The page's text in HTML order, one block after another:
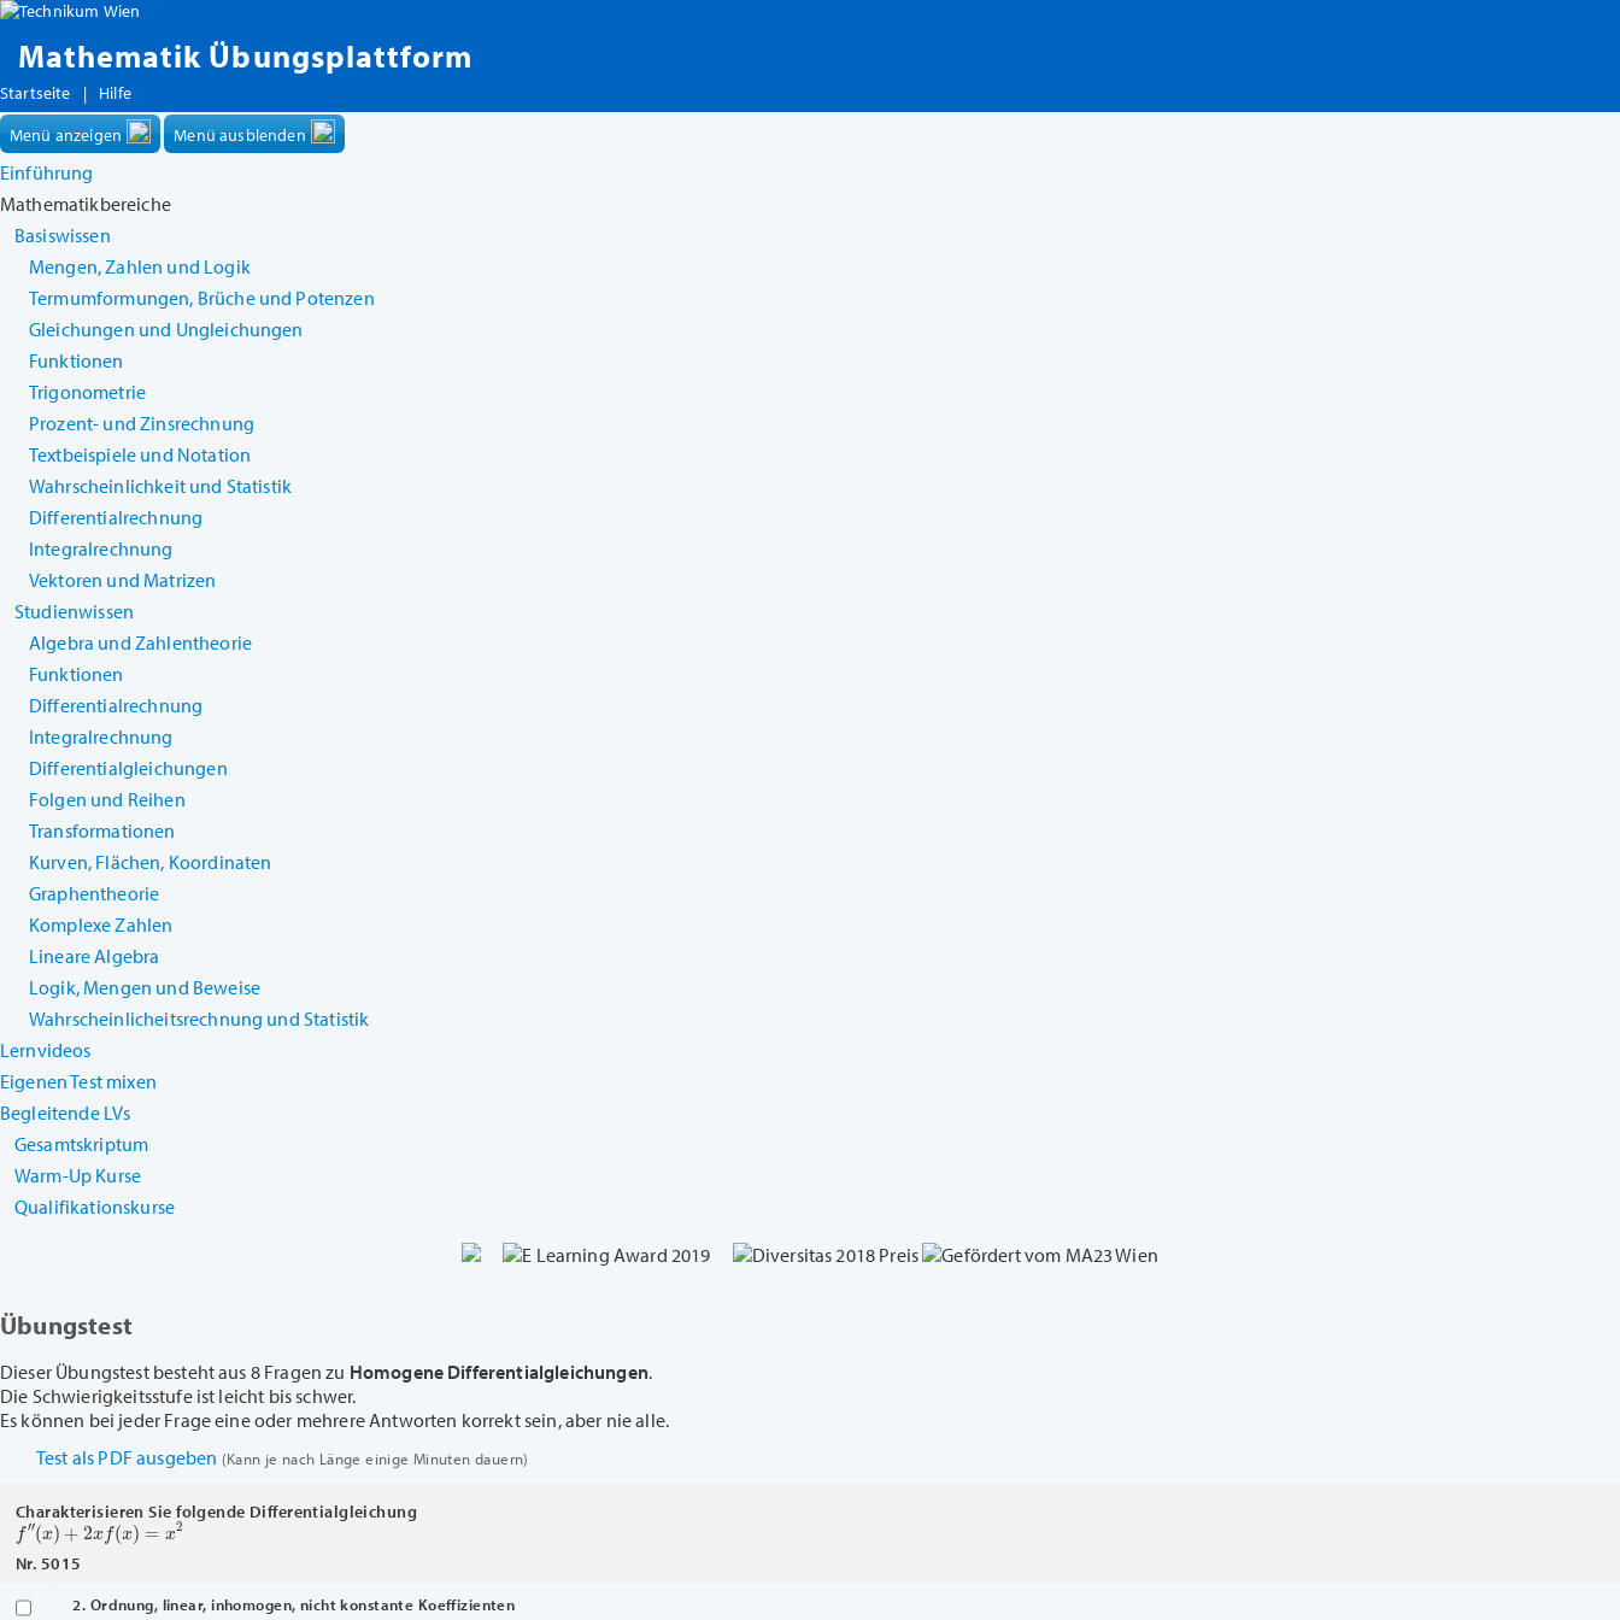
Mathematik Übungsplattform
Startseite | Hilfe
Menü anzeigen Menü ausblenden
Einführung
Mathematikbereiche
Basiswissen
Mengen, Zahlen und Logik
Termumformungen, Brüche und Potenzen
Gleichungen und Ungleichungen
Funktionen
Trigonometrie
Prozent- und Zinsrechnung
Textbeispiele und Notation
Wahrscheinlichkeit und Statistik
Differentialrechnung
Integralrechnung
Vektoren und Matrizen
Studienwissen
Algebra und Zahlentheorie
Funktionen
Differentialrechnung
Integralrechnung
Differentialgleichungen
Folgen und Reihen
Transformationen
Kurven, Flächen, Koordinaten
Graphentheorie
Komplexe Zahlen
Lineare Algebra
Logik, Mengen und Beweise
Wahrscheinlicheitsrechnung und Statistik
Lernvideos
Eigenen Test mixen
Begleitende LVs
Gesamtskriptum
Warm-Up Kurse
Qualifikationskurse
Übungstest
Dieser Übungstest besteht aus 8 Fragen zu Homogene Differentialgleichungen.
Die Schwierigkeitsstufe ist leicht bis schwer.
Es können bei jeder Frage eine oder mehrere Antworten korrekt sein, aber nie alle.
Test als PDF ausgeben (Kann je nach Länge einige Minuten dauern)
Charakterisieren Sie folgende Differentialgleichung
f″(x)+2xf(x)=x 2
Nr. 5015
2. Ordnung, linear, inhomogen, nicht konstante Koeffizienten